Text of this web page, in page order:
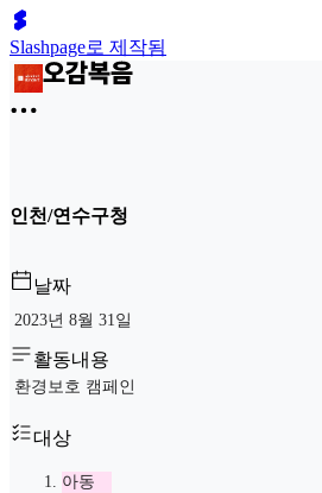
Slashpage로 제작됨
인천/연수구청
날짜
2023년 8월 31일
활동내용
환경보호 캠페인
대상
아동